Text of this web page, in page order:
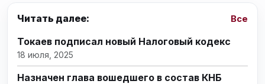
Читать далее: Все
Токаев подписал новый Налоговый кодекс
18 июля, 2025
Назначен глава вошедшего в состав КНБ